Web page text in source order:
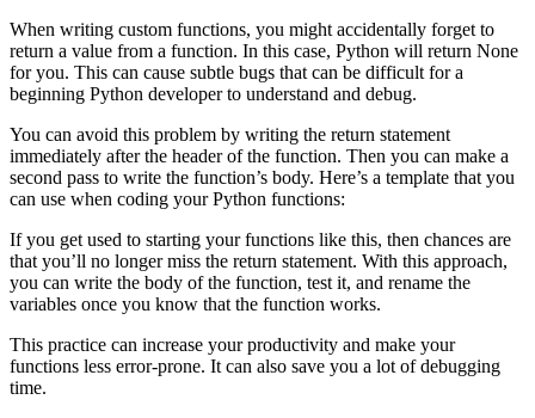
When writing custom functions, you might accidentally forget to
return a value from a function. In this case, Python will return None
for you. This can cause subtle bugs that can be difficult for a
beginning Python developer to understand and debug.
You can avoid this problem by writing the return statement
immediately after the header of the function. Then you can make a
second pass to write the function’s body. Here’s a template that you
can use when coding your Python functions:
If you get used to starting your functions like this, then chances are
that you’ll no longer miss the return statement. With this approach,
you can write the body of the function, test it, and rename the
variables once you know that the function works.
This practice can increase your productivity and make your
functions less error-prone. It can also save you a lot of debugging
time.